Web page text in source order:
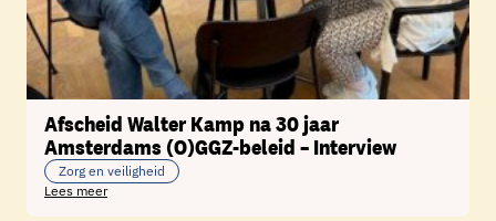
Afscheid Walter Kamp na 30 jaar
Amsterdams (O)GGZ-beleid – Interview
Zorg en veiligheid
Lees meer